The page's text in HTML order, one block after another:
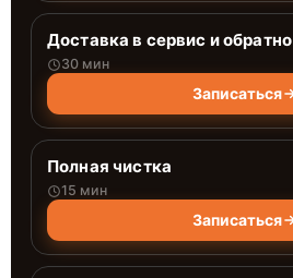
Доставка в сервис и обратно
30 мин
Записаться
Полная чистка
15 мин
Записаться